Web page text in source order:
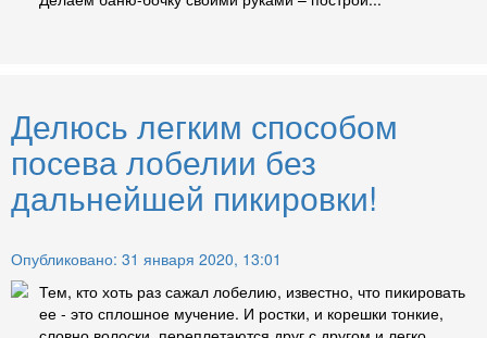
Делюсь легким способом
посева лобелии без
дальнейшей пикировки!
Опубликовано: 31 января 2020, 13:01
Тем, кто хоть раз сажал лобелию, известно, что пикировать
ее - это сплошное мучение. И ростки, и корешки тонкие,